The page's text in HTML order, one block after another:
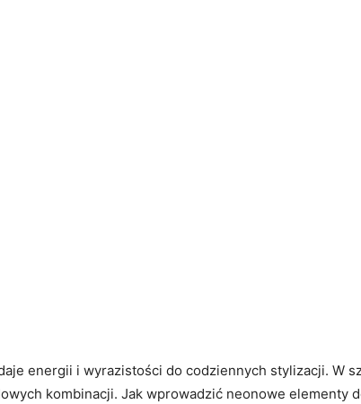
energii i wyrazistości do codziennych⁣ stylizacji. W
kombinacji. ⁢Jak wprowadzić ‌neonowe‍ elementy